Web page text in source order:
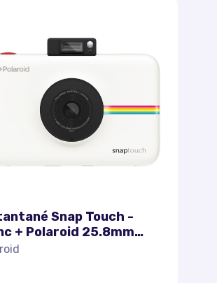
Snap Touch -
+ Polaroid 25.8mm
f/2.8